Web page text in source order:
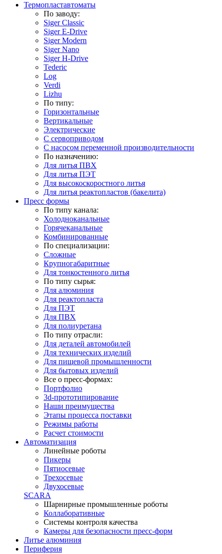
Термопластавтоматы
По заводу:
Siger Classic
Siger E-Drive
Siger Modern
Siger Nano
Siger H-Drive
Tederic
Log
Verdi
Lizhu
По типу:
Горизонтальные
Вертикальные
Электрические
С сервоприводом
С насосом переменной производительности
По назначению:
Для литья ПВХ
Для литья ПЭТ
Для высокоскоростного литья
Для литья реактопластов (бакелита)
Пресс формы
По типу канала:
Холодноканальные
Горячеканальные
Комбинированные
По специализации:
Сложные
Крупногабаритные
Для тонкостенного литья
По типу сырья:
Для алюминия
Для реактопласта
Для ПЭТ
Для ПВХ
Для полиуретана
По типу отрасли:
Для деталей автомобилей
Для технических изделий
Для пищевой промышленности
Для бытовых изделий
Все о пресс-формах:
Портфолио
3d-прототипирование
Наши преимущества
Этапы процесса поставки
Режимы работы
Расчет стоимости
Автоматизация
Линейные роботы
Пикеры
Пятиосевые
Трехосевые
Двухосевые
SCARA
Шарнирные промышленные роботы
Коллаборативные
Системы контроля качества
Камеры для безопасности пресс-форм
Литье алюминия
Периферия